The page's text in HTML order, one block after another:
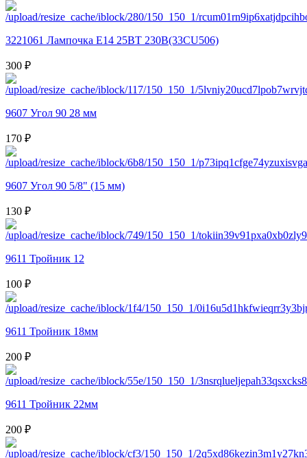
3221061 Лампочка Е14 25ВТ 230В(33CU506)
300 ₽
9607 Угол 90 28 мм
170 ₽
9607 Угол 90 5/8" (15 мм)
130 ₽
9611 Тройник 12
100 ₽
9611 Тройник 18мм
200 ₽
9611 Тройник 22мм
200 ₽